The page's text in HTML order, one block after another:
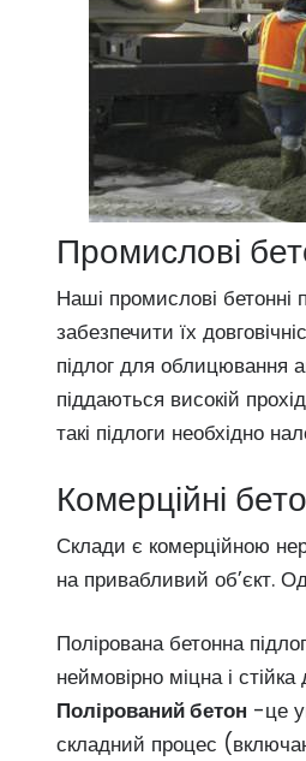
Промислові
Наші промислові бетонні
забезпечити їх
підлог для облицювання
піддаються високій
такі підлоги необхідно
Комерційні
Склади є комерційною
на привабливий об’єкт.
Полірована бетонна
неймовірно міцна і
Полірований бетон -це
складний процес